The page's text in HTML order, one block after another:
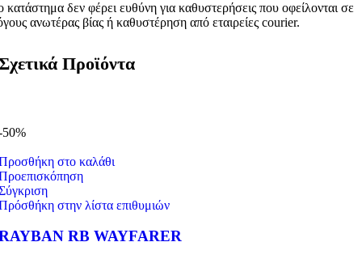
κατάστημα δεν φέρει ευθύνη για καθυστερήσεις που οφείλονται σε
ανωτέρας βίας ή καθυστέρηση από εταιρείες courier.
Προϊόντα
50%
στο καλάθι
στην λίστα επιθυμιών
RB WAYFARER